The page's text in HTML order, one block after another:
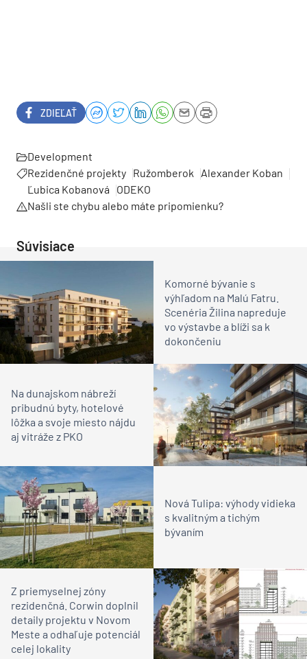
ZDIEĽAŤ
Development
Rezidenčné projekty Ružomberok
Alexander Koban
Ľubica Kobanová
ODEKO
Našli ste chybu alebo máte pripomienku?
Súvisiace
Komorné bývanie s
výhľadom na Malú Fatru.
Scenéria Žilina napreduje
vo výstavbe a blíži sa k
dokončeniu
Na dunajskom nábreží
pribudnú byty, hotelové
lôžka a svoje miesto nájdu
aj vitráže z PKO
Nová Tulipa: výhody vidieka
s kvalitným a tichým
bývaním
Z priemyselnej zóny
rezidenčná. Corwin doplnil
detaily projektu v Novom
Meste a odhaľuje potenciál
celej lokality